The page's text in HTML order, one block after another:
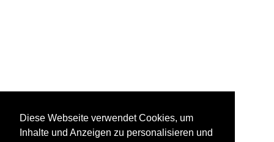
Diese Webseite verwendet Cookies, um
Inhalte und Anzeigen zu personalisieren und